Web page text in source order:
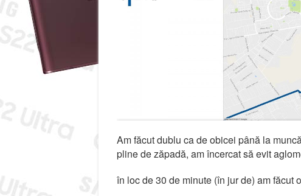
Am făcut dublu ca de obicei până la
pline de zăpadă, am încercat să evit
în loc de 30 de minute (în jur de) am făcut